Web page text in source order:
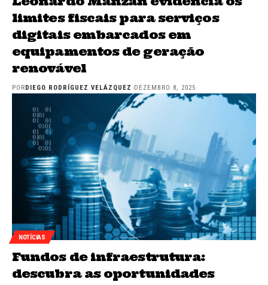
limites fiscais para serviços
digitais embarcados em
equipamentos de geração
renovável
POR DIEGO RODRÍGUEZ VELÁZQUEZ DEZEMBRO 8, 2025
NOTÍCIAS
Fundos de infraestrutura:
descubra as oportunidades